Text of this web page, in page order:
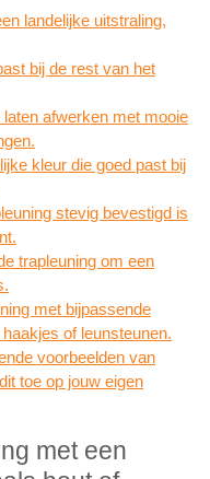
landelijke uitstraling,
bij de rest van het
afwerken met mooie
kleur die goed past bij
stevig bevestigd is
trapleuning om een
met bijpassende
of leunsteunen.
voorbeelden van
toe op jouw eigen
met een